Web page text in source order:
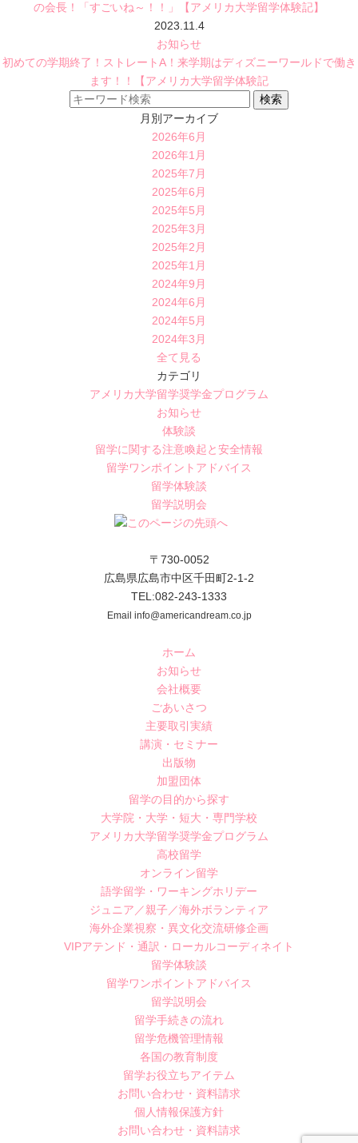
の会長！「すごいね～！！」【アメリカ大学留学体験記】
2023.11.4
お知らせ
初めての学期終了！ストレートA！来学期はディズニーワールドで働き
ます！！【アメリカ大学留学体験記
月別アーカイブ
2026年6月
2026年1月
2025年7月
2025年6月
2025年5月
2025年3月
2025年2月
2025年1月
2024年9月
2024年6月
2024年5月
2024年3月
全て見る
カテゴリ
アメリカ大学留学奨学金プログラム
お知らせ
体験談
留学に関する注意喚起と安全情報
留学ワンポイントアドバイス
留学体験談
留学説明会
〒730-0052
広島県広島市中区千田町2-1-2
TEL:082-243-1333
Email info@americandream.co.jp
ホーム
お知らせ
会社概要
ごあいさつ
主要取引実績
講演・セミナー
出版物
加盟団体
留学の目的から探す
大学院・大学・短大・専門学校
アメリカ大学留学奨学金プログラム
高校留学
オンライン留学
語学留学・ワーキングホリデー
ジュニア／親子／海外ボランティア
海外企業視察・異文化交流研修企画
VIPアテンド・通訳・ローカルコーディネイト
留学体験談
留学ワンポイントアドバイス
留学説明会
留学手続きの流れ
留学危機管理情報
各国の教育制度
留学お役立ちアイテム
お問い合わせ・資料請求
個人情報保護方針
お問い合わせ・資料請求